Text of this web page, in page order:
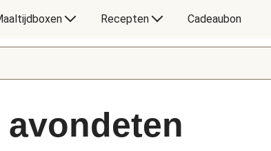
Recepten Cadeaubon